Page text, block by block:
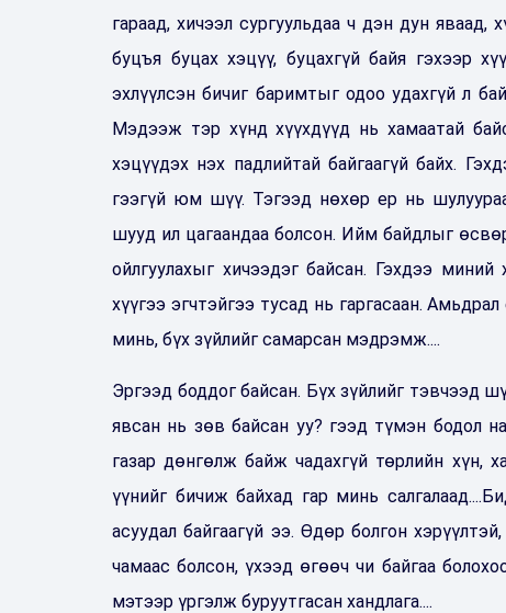
гараад, хичээл сургуульдаа ч дэн дун яваад,
буцъя буцах хэцүү, буцахгүй байя гэхээр
эхлүүлсэн бичиг баримтыг одоо удахгүй л
Мэдээж тэр хүнд хүүхдүүд нь хамаатай
хэцүүдэх нэх падлийтай байгаагүй байх.
гээгүй юм шүү. Тэгээд нөхөр ер нь
шууд ил цагаандаа болсон. Ийм байдлыг
ойлгуулахыг хичээдэг байсан. Гэхдээ миний
хүүгээ эгчтэйгээ тусад нь гаргасаан.
минь, бүх зүйлийг самарсан мэдрэмж....
Эргээд боддог байсан. Бүх зүйлийг тэвчээд
явсан нь зөв байсан уу? гээд түмэн бодол
газар дөнгөлж байж чадахгүй төрлийн хүн,
үүнийг бичиж байхад гар минь
асуудал байгаагүй ээ. Өдөр болгон
чамаас болсон, үхээд өгөөч чи байгаа
мэтээр үргэлж буруутгасан хандлага....